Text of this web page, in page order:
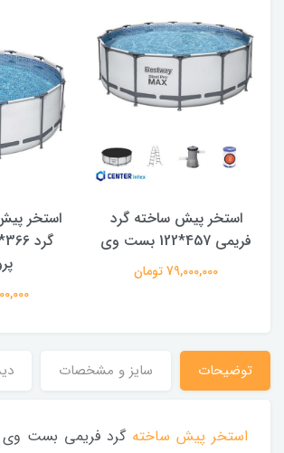
استخر پیش ساخته گرد
فریمی 457*122 بست وی
79,000,000 تومان
استخر
توضیحات سایز و مشخصات
استخر پیش ساخته